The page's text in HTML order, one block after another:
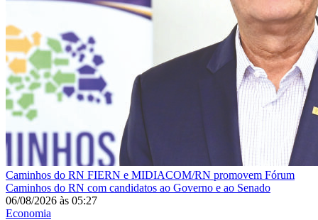
Caminhos do RN FIERN e MIDIACOM/RN promovem Fórum
Caminhos do RN com candidatos ao Governo e ao Senado
06/08/2026 às 05:27
Economia